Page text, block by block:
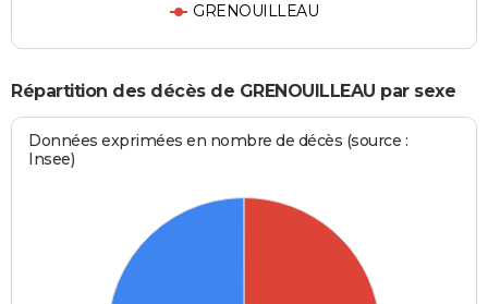
GRENOUILLEAU
Répartition des décès de GRENOUILLEAU par sexe
Données exprimées en nombre de décès (source :
Insee)